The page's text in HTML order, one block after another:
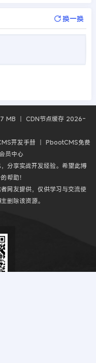
换一换
MB 丨 CDN节点缓存 2026-
开发手册 丨 PbootCMS免费
员中心
分享实战开发经验。希望此博
帮助！
网友提供，仅供学习与交流使
删除该资源。